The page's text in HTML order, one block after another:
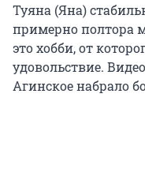
Туяна (Яна)
примерно полтора
это хобби, от
удовольствие.
Агинское набрало